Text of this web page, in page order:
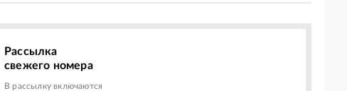
Рассылка
свежего номера
В рассылку включаются